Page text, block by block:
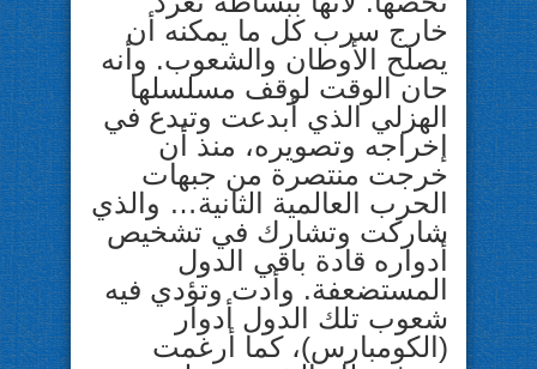
خارج سرب كل ما يمكنه أن
يصلح الأوطان والشعوب. وأنه
حان الوقت لوقف مسلسلها
الهزلي الذي أبدعت وتبدع في
إخراجه وتصويره، منذ أن
خرجت منتصرة من جبهات
الحرب العالمية الثانية… والذي
شاركت وتشارك في تشخيص
أدواره قادة باقي الدول
المستضعفة. وأدت وتؤدي فيه
شعوب تلك الدول أدوار
(الكومبارس)، كما أرغمت